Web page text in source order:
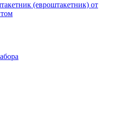
(евроштакетник) от